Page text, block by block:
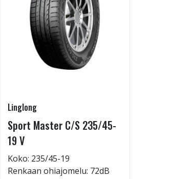
Linglong
Sport Master C/S 235/45-
19 V
Koko: 235/45-19
Renkaan ohiajomelu: 72dB